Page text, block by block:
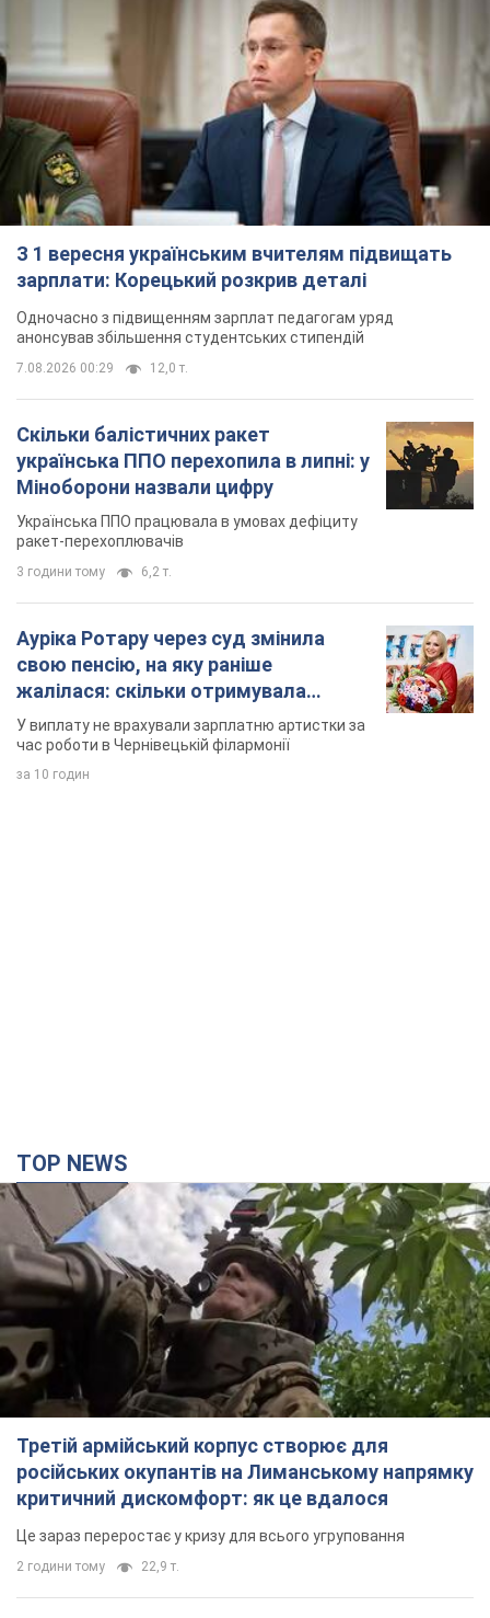
З 1 вересня українським вчителям підвищать
зарплати: Корецький розкрив деталі
Одночасно з підвищенням зарплат педагогам уряд
анонсував збільшення студентських стипендій
7.08.2026 00:29 12,0 т.
Скільки балістичних ракет
українська ППО перехопила в липні: у
Міноборони назвали цифру
Українська ППО працювала в умовах дефіциту
ракет-перехоплювачів
3 години тому 6,2 т.
Ауріка Ротару через суд змінила
свою пенсію, на яку раніше
жалілася: скільки отримувала
співачка
У виплату не врахували зарплатню артистки за
час роботи в Чернівецькій філармонії
за 10 годин
TOP NEWS
Третій армійський корпус створює для
російських окупантів на Лиманському напрямку
критичний дискомфорт: як це вдалося
Це зараз переростає у кризу для всього угруповання
2 години тому 22,9 т.